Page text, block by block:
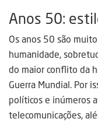
Anos 50:
Os anos 50 são
humanidade,
do maior conflito da
Guerra Mundial. Por
políticos e inúmeros
telecomunicações,